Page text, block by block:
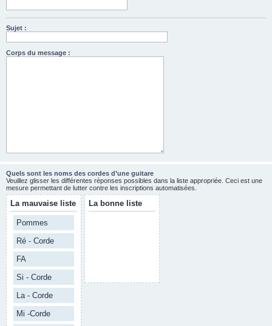
Sujet :
Corps du message :
Quels sont les noms des cordes d’une guitare
Veuillez glisser les différentes réponses possibles dans la liste appropriée. Ceci est une
mesure permettant de lutter contre les inscriptions automatisées.
La mauvaise liste
Pommes
Ré - Corde
FA
Si - Corde
La - Corde
Mi -Corde
La bonne liste